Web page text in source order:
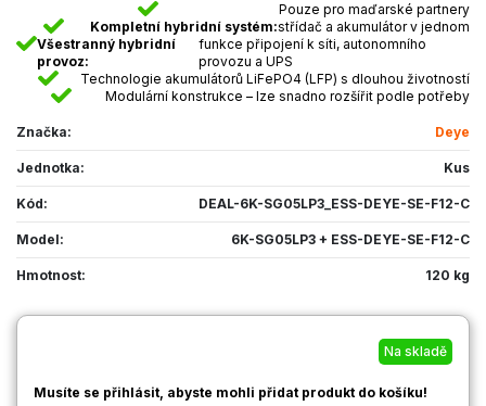
Pouze pro maďarské partnery
Kompletní hybridní systém:střídač a akumulátor v jednom
Všestranný hybridní
provoz:
funkce připojení k síti, autonomního
provozu a UPS
Technologie akumulátorů LiFePO4 (LFP) s dlouhou životností
Modulární konstrukce – lze snadno rozšířit podle potřeby
Značka: Deye
Jednotka: Kus
Kód: DEAL-6K-SG05LP3_ESS-DEYE-SE-F12-C
Model: 6K-SG05LP3 + ESS-DEYE-SE-F12-C
Hmotnost: 120 kg
Na skladě
Musíte se přihlásit, abyste mohli přidat produkt do košíku!